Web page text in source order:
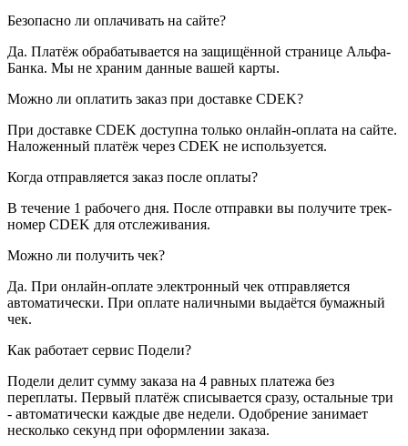
Безопасно ли оплачивать на сайте?
Да. Платёж обрабатывается на защищённой странице Альфа-
Банка. Мы не храним данные вашей карты.
Можно ли оплатить заказ при доставке CDEK?
При доставке CDEK доступна только онлайн-оплата на сайте.
Наложенный платёж через CDEK не используется.
Когда отправляется заказ после оплаты?
В течение 1 рабочего дня. После отправки вы получите трек-
номер CDEK для отслеживания.
Можно ли получить чек?
Да. При онлайн-оплате электронный чек отправляется
автоматически. При оплате наличными выдаётся бумажный
чек.
Как работает сервис Подели?
Подели делит сумму заказа на 4 равных платежа без
переплаты. Первый платёж списывается сразу, остальные три
- автоматически каждые две недели. Одобрение занимает
несколько секунд при оформлении заказа.